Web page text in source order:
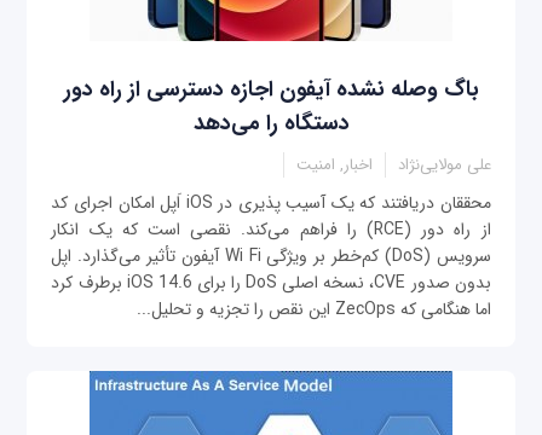
باگ وصله نشده آیفون اجازه دسترسی از راه دور
دستگاه را می‌دهد
علی مولایی‌نژاد اخبار, امنیت
محققان دریافتند که یک آسیب پذیری در iOS اَپل امکان اجرای کد
از راه دور (RCE) را فراهم می‌کند. نقصی است که یک انکار
سرویس (DoS) کم‌خطر بر ویژگی Wi Fi آیفون تأثیر می‌گذارد. اپل
بدون صدور CVE، نسخه اصلی DoS را برای iOS 14.6 برطرف کرد
اما هنگامی که ZecOps این نقص را تجزیه و تحلیل...